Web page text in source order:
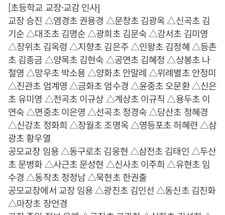
[초등학교 교장·교감 인사]
교장 승진 △염경초 권용경 △문창초 김광옥 △신곡초 김
기순 △대조초 김명순 △광희초 김문숙 △강서초 김미영
△장위초 김옥령 △지향초 김은주 △인왕초 김정혜 △등촌
초 김종금 △양목초 김현숙 △공연초 김혜정 △상봉초 나
철영 △망우초 박소용 △양화초 안말례 △위례별초 안정미
△진관초 엄계영 △금화초 엄수경 △윤중초 오문환 △신은
초 유미영 △전곡초 이규상 △계상초 이규직 △용두초 이
연숙 △면중초 이은영 △선곡초 정경숙 △당산초 정혜경
△신강초 정화희 △장월초 조명옥 △영등포초 허혜련 △삼
광초 황우열
공모교장 임용 △동구로초 김웅현 △삼전초 김태인 △두산
초 문병화 △사근초 문성현 △신사초 이주희 △유현초 임
수경 △동작초 정정남 △묵현초 한권출
공모교장에서 교장 임용 △광진초 김인선 △동신초 김진화
△마장초 장언경